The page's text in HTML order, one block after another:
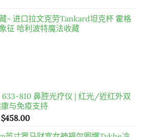
$55.08
~ 进口拉文克劳Tankard坦克杯 霍格
征 哈利波特魔法收藏
810 鼻腔光疗仪 | 红光/近红外双
与免疫支持
原
$458.00目